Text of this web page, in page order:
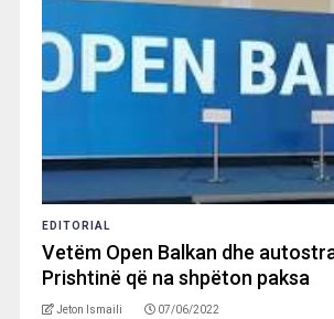
EDITORIAL
Vetëm Open Balkan dhe
Prishtinë që na shpëton paksa
Jeton Ismaili 07/06/2022